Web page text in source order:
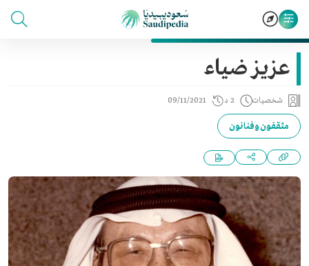
عزيز ضياء
شخصيات 2 د 09/11/2021
مثقفون وفنانون